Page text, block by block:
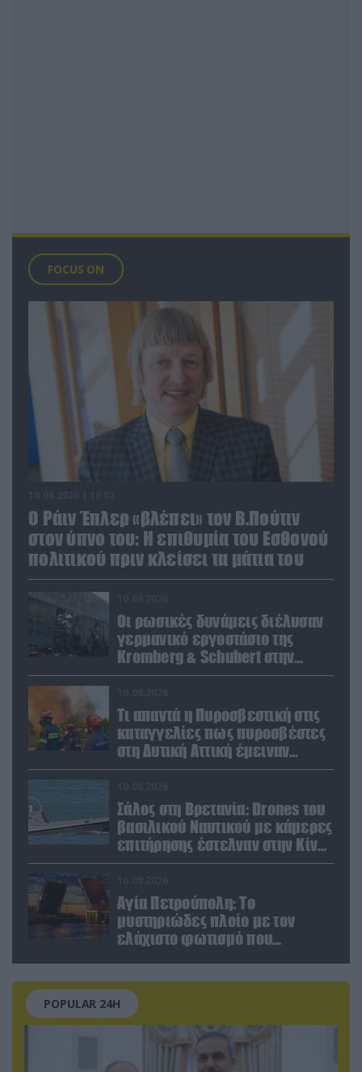
FOCUS ON
Ο Ράιν Έπλερ «βλέπει» τον Β.Πούτιν
στον ύπνο του: Η επιθυμία του Εσθονού
πολιτικού πριν κλείσει τα μάτια του
Οι ρωσικές δυνάμεις διέλυσαν
γερμανικό εργοστάσιο της
Kromberg & Schubert στην
Ουκρανία (βίντεο)
Τι απαντά η Πυροσβεστική στις
καταγγελίες πως πυροσβέστες
στη Δυτική Αττική έμειναν
χωρίς φαγητό και νερό
Σάλος στη Βρετανία: Drones του
βασιλικού Ναυτικού με κάμερες
επιτήρησης έστελναν στην Κίνα
απόρρητες πληροφορίες!
Αγία Πετρούπολη: Το
μυστηριώδες πλοίο με τον
ελάχιστο φωτισμό που
POPULAR 24H